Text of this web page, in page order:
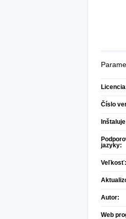
Číslo
jazyky:
Veľkosť:
Autor:
Web